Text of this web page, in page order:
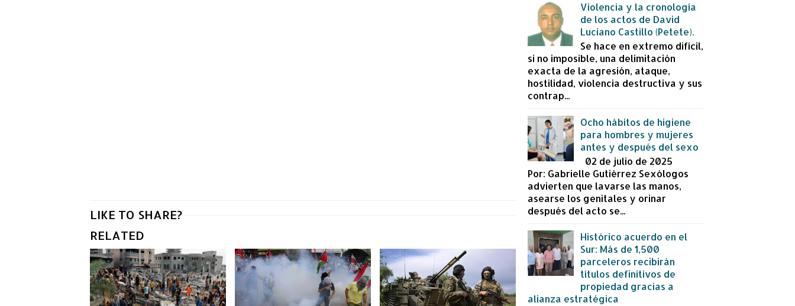
LIKE TO SHARE?
RELATED
Violencia y la cronología
de los actos de David
Luciano Castillo (Petete).
Se hace en extremo difícil,
si no imposible, una delimitación
exacta de la agresión, ataque,
hostilidad, violencia destructiva y sus
contrap...
Ocho hábitos de higiene
para hombres y mujeres
antes y después del sexo
02 de julio de 2025
Por: Gabrielle Gutiérrez Sexólogos
advierten que lavarse las manos,
asearse los genitales y orinar
después del acto se...
Histórico acuerdo en el
Sur: Más de 1,500
parceleros recibirán
títulos definitivos de
propiedad gracias a
alianza estratégica